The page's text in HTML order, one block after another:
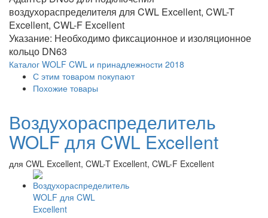
воздухораспределителя для CWL Excellent, CWL-T
Excellent, CWL-F Excellent
Указание: Необходимо фиксационное и изоляционное
кольцо DN63
Каталог WOLF CWL и принадлежности 2018
С этим товаром покупают
Похожие товары
Воздухораспределитель
WOLF для CWL Excellent
для CWL Excellent, CWL-T Excellent, CWL-F Excellent